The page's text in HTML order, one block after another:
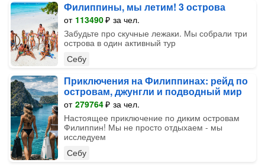
Филиппины, мы летим! 3 острова
от 113490₽ за чел.
Забудьте про скучные лежаки. Мы собрали три
острова в один активный тур
Себу
Приключения на Филиппинах: рейд по
островам, джунгли и подводный мир
от 279764₽ за чел.
Настоящее приключение по диким островам
Филиппин! Мы не просто отдыхаем - мы
исследуем
Себу